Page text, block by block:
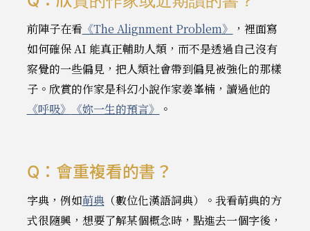
前陣子在看《The Alignment Problem》
，裡面寫
如何確保 AI 能真正輔助人類，而不是透過自己沒有
察覺的一些偏見，把人類社會帶到偏見被強化的那樣
子。欣賞的作家是科幻小說作家姜峯楠，讀過他的
《呼吸》
《妳一生的預言》 。
Q：會重複看的書？
字典，例如萌典（數位化漢語詞典）。我看萌典的方
式很隨興，想要了解某個概念時，點進去一個字後，